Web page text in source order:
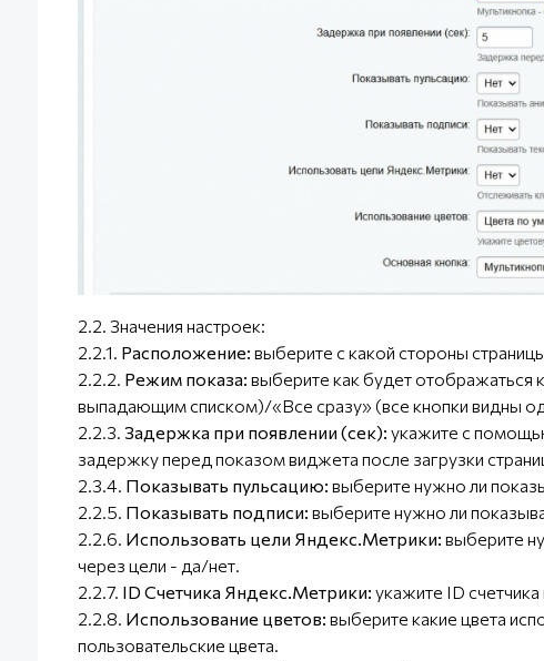
2.2. Значения настроек:
2.2.1. Расположение: выберите с какой стороны
2.2.2. Режим показа: выберите как будет отображаться
выпадающим списком)/«Все сразу» (все кнопки видны
2.2.3. Задержка при появлении (сек): укажите с
задержку перед показом виджета после загрузки
2.3.4. Показывать пульсацию: выберите нужно ли
2.2.5. Показывать подписи: выберите нужно ли
2.2.6. Использовать цели Яндекс.Метрики: выберите
через цели - да/нет.
2.2.7. ID Счетчика Яндекс.Метрики: укажите ID
2.2.8. Использование цветов: выберите какие цвета
пользовательские цвета.